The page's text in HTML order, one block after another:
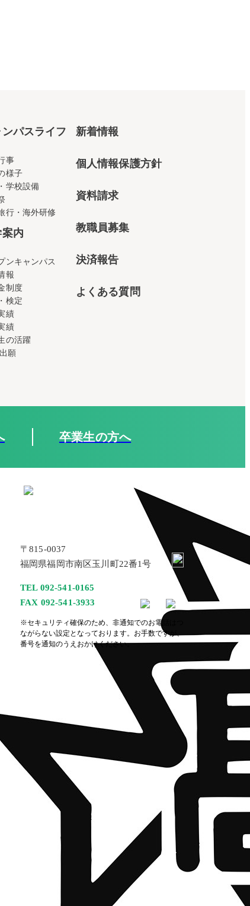
パスライフ
事
様子
学校設備
行・海外研修
案内
ンキャンパス
報
制度
検定
績
績
の活躍
願
新着情報
個人情報保護方針
資料請求
教職員募集
決済報告
よくある質問
卒業生の方へ
〒815-0037
福岡県福岡市南区玉川町22番1号
TEL 092-541-0165
FAX 092-541-3933
※セキュリティ確保のため、非通知でのお電話はつ
ながらない設定となっております。お手数ですが、
番号を通知のうえおかけください。